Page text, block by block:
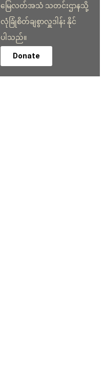
မြေလတ်အသံ သတင်းဌာနသို့
လုံခြုံစိတ်ချစွာလှူဒါန်း နိုင်
ပါသည်။
Donate